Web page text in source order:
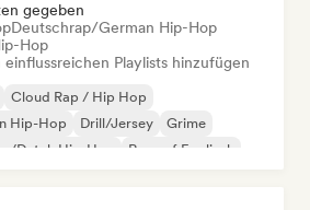
gegeben
Deutschrap/German Hip-Hop
Hop
Playlists hinzufügen
Cloud Rap / Hip Hop
Hip-Hop
Drill/Jersey
Grime
Dutch Hip-Hop Rap auf Englisch